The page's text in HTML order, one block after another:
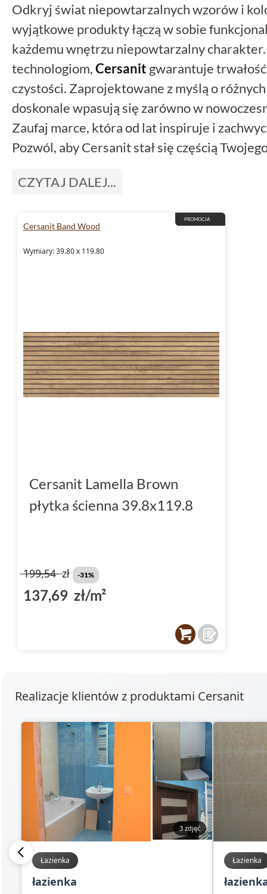
Odkryj świat niepowtarzalnych wzorów i
wyjątkowe produkty łączą w sobie
każdemu wnętrzu niepowtarzalny
technologiom,Cersanit gwarantuje
czystości. Zaprojektowane z myślą o
doskonale wpasują się zarówno w
Zaufaj marce, która od lat inspiruje i
Pozwól, aby Cersanit stał się częścią
CZYTAJ DALEJ...
PROMOCJA
Cersanit Band Wood
Wymiary: 39.80 x 119.80
Cersanit Lamella Brown
płytka ścienna 39.8x119.8
199,54zł -31%
137,69 zł/m²
Realizacje klientów z produktami Cersanit
3 zdjęć
Łazienka
łazienka
Łazienka